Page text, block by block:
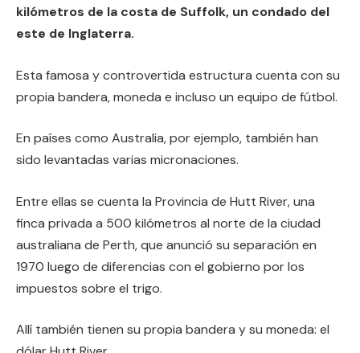
kilómetros de la costa de Suffolk, un condado del
este de Inglaterra.
Esta famosa y controvertida estructura cuenta con su
propia bandera, moneda e incluso un equipo de fútbol.
En países como Australia, por ejemplo, también han
sido levantadas varias micronaciones.
Entre ellas se cuenta la Provincia de Hutt River, una
finca privada a 500 kilómetros al norte de la ciudad
australiana de Perth, que anunció su separación en
1970 luego de diferencias con el gobierno por los
impuestos sobre el trigo.
Allí también tienen su propia bandera y su moneda: el